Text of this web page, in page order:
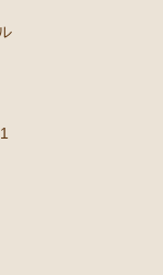
8月～1986年8
8月～1988年8